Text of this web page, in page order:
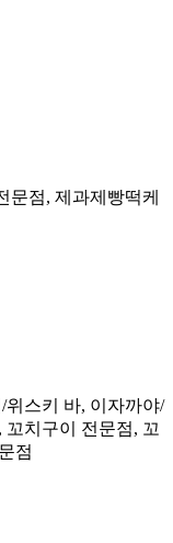
문점, 제과제빵떡케
위스키 바, 이자까야/
치구이 전문점, 꼬
점